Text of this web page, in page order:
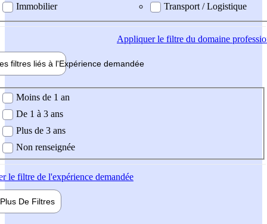
Immobilier
Transport / Logistique
Appliquerle filtre du domaine
filtres liés à l'Expérience demandée
demandée
Moins de 1 an
De 1 à 3 ans
Plus de 3 ans
Non renseignée
le filtre de l'expérience demandée
Plus De Filtres